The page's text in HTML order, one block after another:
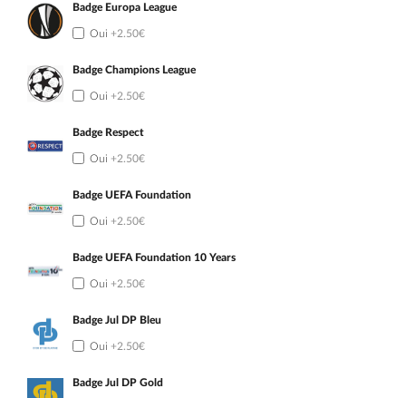
Badge Europa League
Oui +2.50€
Badge Champions League
Oui +2.50€
Badge Respect
Oui +2.50€
Badge UEFA Foundation
Oui +2.50€
Badge UEFA Foundation 10 Years
Oui +2.50€
Badge Jul DP Bleu
Oui +2.50€
Badge Jul DP Gold